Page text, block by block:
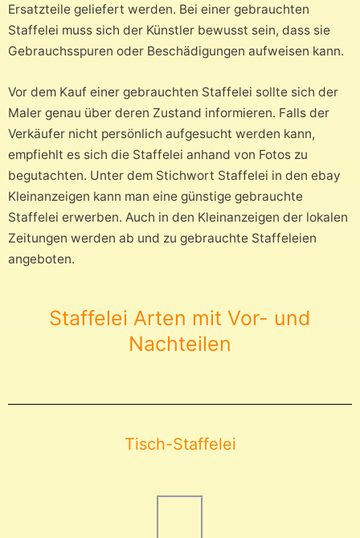
Ersatzteile geliefert werden. Bei einer gebrauchten
Staffelei muss sich der Künstler bewusst sein, dass sie
Gebrauchsspuren oder Beschädigungen aufweisen kann.
Vor dem Kauf einer gebrauchten Staffelei sollte sich der
Maler genau über deren Zustand informieren. Falls der
Verkäufer nicht persönlich aufgesucht werden kann,
empfiehlt es sich die Staffelei anhand von Fotos zu
begutachten. Unter dem Stichwort Staffelei in den ebay
Kleinanzeigen kann man eine günstige gebrauchte
Staffelei erwerben. Auch in den Kleinanzeigen der lokalen
Zeitungen werden ab und zu gebrauchte Staffeleien
angeboten.
Staffelei Arten mit Vor- und
Nachteilen
Tisch-Staffelei